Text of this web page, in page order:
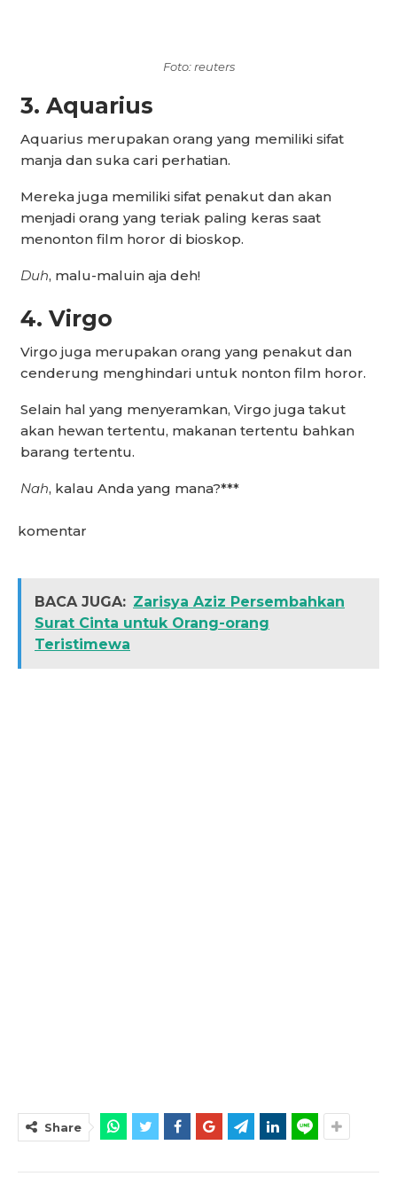
Foto: reuters
3. Aquarius
Aquarius merupakan orang yang memiliki sifat
manja dan suka cari perhatian.
Mereka juga memiliki sifat penakut dan akan
menjadi orang yang teriak paling keras saat
menonton film horor di bioskop.
Duh, malu-maluin aja deh!
4. Virgo
Virgo juga merupakan orang yang penakut dan
cenderung menghindari untuk nonton film horor.
Selain hal yang menyeramkan, Virgo juga takut
akan hewan tertentu, makanan tertentu bahkan
barang tertentu.
Nah, kalau Anda yang mana?***
komentar
BACA JUGA: Zarisya Aziz Persembahkan
Surat Cinta untuk Orang-orang
Teristimewa
Share